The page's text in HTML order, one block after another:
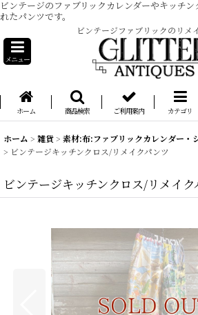
ビンテージのファブリックカレンダーやキッチ
れたパンツです。
ビンテージファブリックのリメ
メニュー
ホーム 商品検索 ご利用案内 カテゴリ
ホーム > 雑貨> 素材:布:ファブリックカレンダー・
> ビンテージキッチンクロス/リメイクパンツ
ビンテージキッチンクロス/リメイク